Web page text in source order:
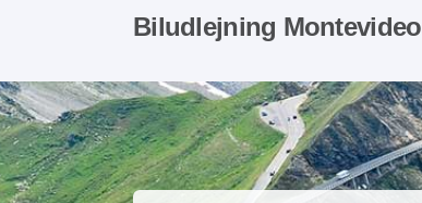
Biludlejning Montevideo